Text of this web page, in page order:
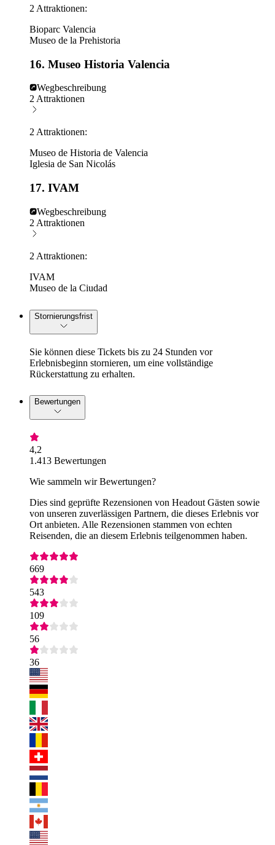
2 Attraktionen:
Bioparc Valencia
Museo de la Prehistoria
16. Museo Historia Valencia
Wegbeschreibung
2 Attraktionen
2 Attraktionen:
Museo de Historia de Valencia
Iglesia de San Nicolás
17. IVAM
Wegbeschreibung
2 Attraktionen
2 Attraktionen:
IVAM
Museo de la Ciudad
Stornierungsfrist
Sie können diese Tickets bis zu 24 Stunden vor
Erlebnisbeginn stornieren, um eine vollständige
Rückerstattung zu erhalten.
Bewertungen
4,2
1.413 Bewertungen
Wie sammeln wir Bewertungen?
Dies sind geprüfte Rezensionen von Headout Gästen sowie
von unseren zuverlässigen Partnern, die dieses Erlebnis vor
Ort anbieten. Alle Rezensionen stammen von echten
Reisenden, die an diesem Erlebnis teilgenommen haben.
669
543
109
56
36